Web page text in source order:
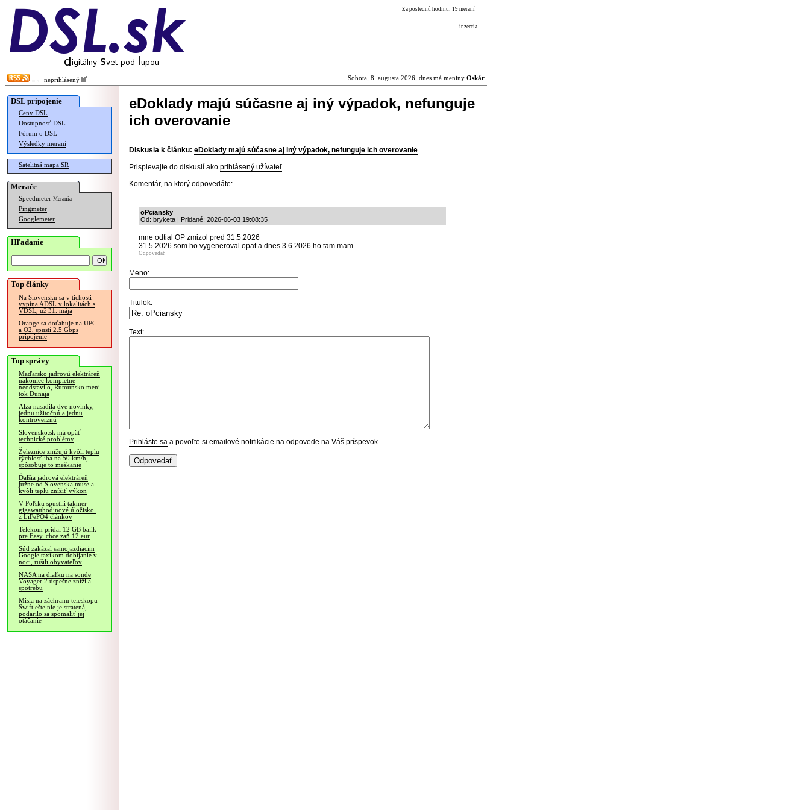
Za poslednú hodinu: 19 meraní
inzercia
neprihlásený Sobota, 8. augusta 2026, dnes má meniny Oskár
DSL pripojenie
Ceny DSL
Dostupnosť DSL
Fórum o DSL
Výsledky meraní
Satelitná mapa SR
Merače
Speedmeter Merania
Pingmeter
Googlemeter
Hľadanie
Top články
Na Slovensku sa v tichosti
vypína ADSL v lokalitách s
VDSL, už 31. mája
Orange sa doťahuje na UPC
a O2, spustí 2.5 Gbps
pripojenie
Top správy
Maďarsko jadrovú elektráreň
nakoniec kompletne
neodstavilo, Rumunsko mení
tok Dunaja
Alza nasadila dve novinky,
jednu užitočnú a jednu
kontroverznú
Slovensko.sk má opäť
technické problémy
Železnice znižujú kvôli teplu
rýchlosť iba na 50 km/h,
spôsobuje to meškanie
Ďalšia jadrová elektráreň
južne od Slovenska musela
kvôli teplu znížiť výkon
V Poľsku spustili takmer
gigawatthodinové úložisko,
z LiFePO4 článkov
Telekom pridal 12 GB balík
pre Easy, chce zaň 12 eur
Súd zakázal samojazdiacim
Google taxíkom dobíjanie v
noci, rušili obyvateľov
NASA na diaľku na sonde
Voyager 2 úspešne znížila
spotrebu
Misia na záchranu teleskopu
Swift ešte nie je stratená,
podarilo sa spomaliť jej
otáčanie
eDoklady majú súčasne aj iný výpadok, nefunguje
ich overovanie
Diskusia k článku: eDoklady majú súčasne aj iný výpadok, nefunguje ich overovanie
Prispievajte do diskusií ako prihlásený užívateľ.
Komentár, na ktorý odpovedáte:
oPciansky
Od: bryketa | Pridané: 2026-06-03 19:08:35
mne odtial OP zmizol pred 31.5.2026
31.5.2026 som ho vygeneroval opat a dnes 3.6.2026 ho tam mam
Odpovedať
Meno:
Titulok:
Text:
Prihláste sa a povoľte si emailové notifikácie na odpovede na Váš príspevok.